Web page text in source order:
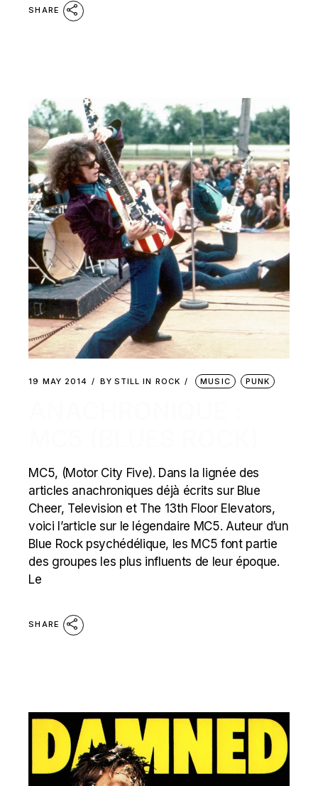
SHARE
19 MAY 2014 BY STILL IN ROCK MUSIC PUNK
MC5, (Motor City Five). Dans la lignée des
articles anachroniques déjà écrits sur Blue
Cheer, Television et The 13th Floor Elevators,
voici l’article sur le légendaire MC5. Auteur d’un
Blue Rock psychédélique, les MC5 font partie
des groupes les plus influents de leur époque.
Le
SHARE